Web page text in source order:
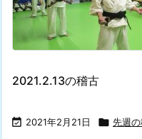
2021.2.13の稽古
 2021年2月21日  先週